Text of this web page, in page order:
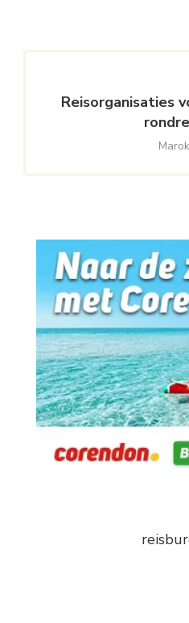
Reisorganisaties